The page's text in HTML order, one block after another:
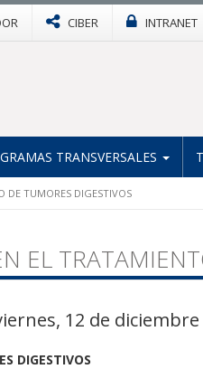
CIBER INTRANET
TRANSVERSALES
DE TUMORES DIGESTIVOS
EL
12 de diciembre
DIGESTIVOS